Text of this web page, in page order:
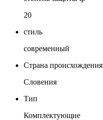
20
стиль
современный
Страна происхождения
Словения
Тип
Комплектующие